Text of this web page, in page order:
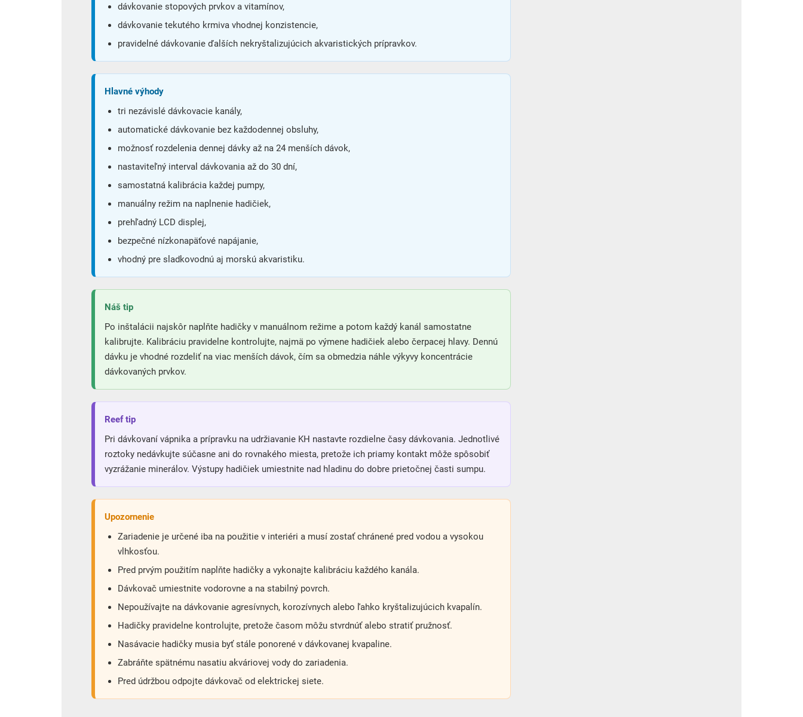
dávkovanie stopových prvkov a vitamínov,
dávkovanie tekutého krmiva vhodnej konzistencie,
pravidelné dávkovanie ďalších nekryštalizujúcich akvaristických prípravkov.
Hlavné výhody
tri nezávislé dávkovacie kanály,
automatické dávkovanie bez každodennej obsluhy,
možnosť rozdelenia dennej dávky až na 24 menších dávok,
nastaviteľný interval dávkovania až do 30 dní,
samostatná kalibrácia každej pumpy,
manuálny režim na naplnenie hadičiek,
prehľadný LCD displej,
bezpečné nízkonapäťové napájanie,
vhodný pre sladkovodnú aj morskú akvaristiku.
Náš tip
Po inštalácii najskôr naplňte hadičky v manuálnom režime a potom každý kanál samostatne
kalibrujte. Kalibráciu pravidelne kontrolujte, najmä po výmene hadičiek alebo čerpacej hlavy. Dennú
dávku je vhodné rozdeliť na viac menších dávok, čím sa obmedzia náhle výkyvy koncentrácie
dávkovaných prvkov.
Reef tip
Pri dávkovaní vápnika a prípravku na udržiavanie KH nastavte rozdielne časy dávkovania. Jednotlivé
roztoky nedávkujte súčasne ani do rovnakého miesta, pretože ich priamy kontakt môže spôsobiť
vyzrážanie minerálov. Výstupy hadičiek umiestnite nad hladinu do dobre prietočnej časti sumpu.
Upozornenie
Zariadenie je určené iba na použitie v interiéri a musí zostať chránené pred vodou a vysokou
vlhkosťou.
Pred prvým použitím naplňte hadičky a vykonajte kalibráciu každého kanála.
Dávkovač umiestnite vodorovne a na stabilný povrch.
Nepoužívajte na dávkovanie agresívnych, korozívnych alebo ľahko kryštalizujúcich kvapalín.
Hadičky pravidelne kontrolujte, pretože časom môžu stvrdnúť alebo stratiť pružnosť.
Nasávacie hadičky musia byť stále ponorené v dávkovanej kvapaline.
Zabráňte spätnému nasatiu akváriovej vody do zariadenia.
Pred údržbou odpojte dávkovač od elektrickej siete.